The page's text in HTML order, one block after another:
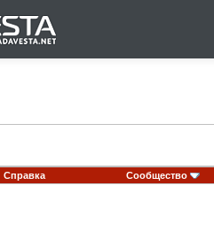
Справка Сообщество